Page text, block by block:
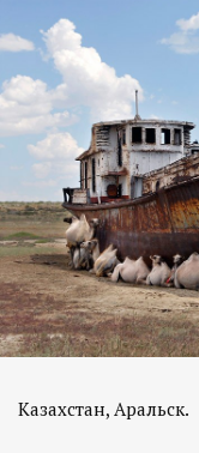
Казахстан, Аральск.